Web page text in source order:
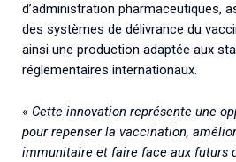
d’administration pharmaceutiques,
des systèmes de délivrance du
ainsi une production adaptée aux
réglementaires internationaux.
« Cette innovation représente une
pour repenser la vaccination,
immunitaire et faire face aux futurs